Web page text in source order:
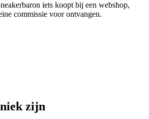
iets koopt bij een webshop,
commissie voor ontvangen.
zijn